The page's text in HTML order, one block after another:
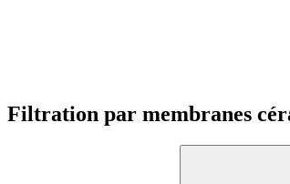
Filtration par membranes